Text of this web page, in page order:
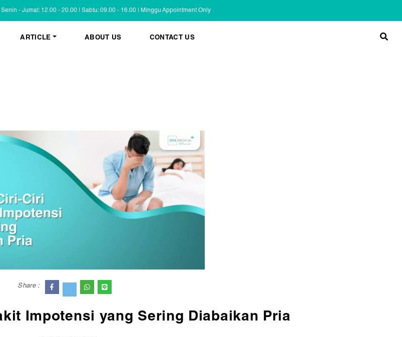
Senin - Jumat: 12.00 - 20.00 | Sabtu: 09.00 - 16.00 | Minggu Appointment Only
Lain
ARTICLE
Informasi Umum
Tips dan Trik
Cerita Pasien
ABOUT US CONTACT US
Share :
Impotensi yang Sering Diabaikan Pria